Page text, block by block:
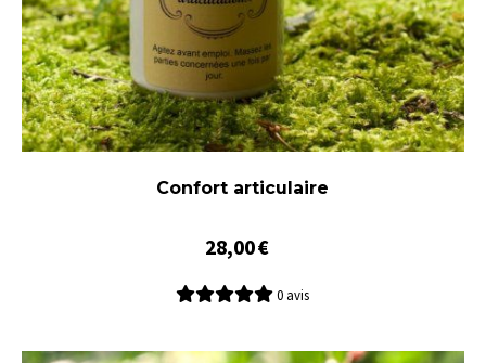
Confort articulaire
28,00€
0 avis